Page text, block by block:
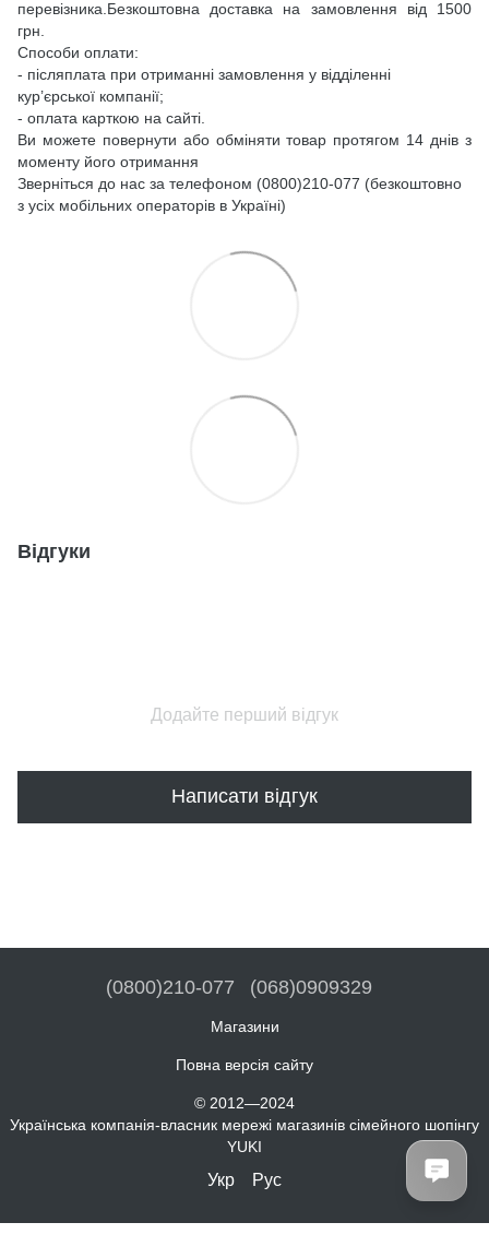
перевізника.Безкоштовна доставка на замовлення від 1500
грн.
Способи оплати:
- післяплата при отриманні замовлення у відділенні
кур’єрської компанії;
- оплата карткою на сайті.
Ви можете повернути або обміняти товар протягом 14 днів з
моменту його отримання
Зверніться до нас за телефоном (0800)210-077 (безкоштовно
з усіх мобільних операторів в Україні)
Відгуки
Додайте перший відгук
Написати відгук
(0800)210-077 (068)0909329
Магазини
Повна версія сайту
© 2012—2024
Українська компанія-власник мережі магазинів сімейного шопінгу
YUKI
Укр Рус